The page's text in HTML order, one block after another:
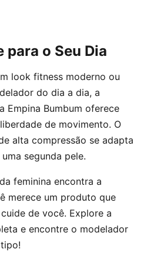
o Seu Dia
look fitness moderno ou
do dia a dia, a
Empina Bumbum oferece
de movimento. O
alta compressão se adapta
segunda pele.
feminina encontra a
merece um produto que
de você. Explore a
e encontre o modelador